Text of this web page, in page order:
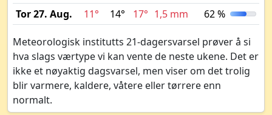
Tor 27. Aug.
11° 14° 17° 1,5 mm 62 %
Meteorologisk institutts 21-dagersvarsel prøver å si
hva slags værtype vi kan vente de neste ukene. Det er
ikke et nøyaktig dagsvarsel, men viser om det trolig
blir varmere, kaldere, våtere eller tørrere enn
normalt.